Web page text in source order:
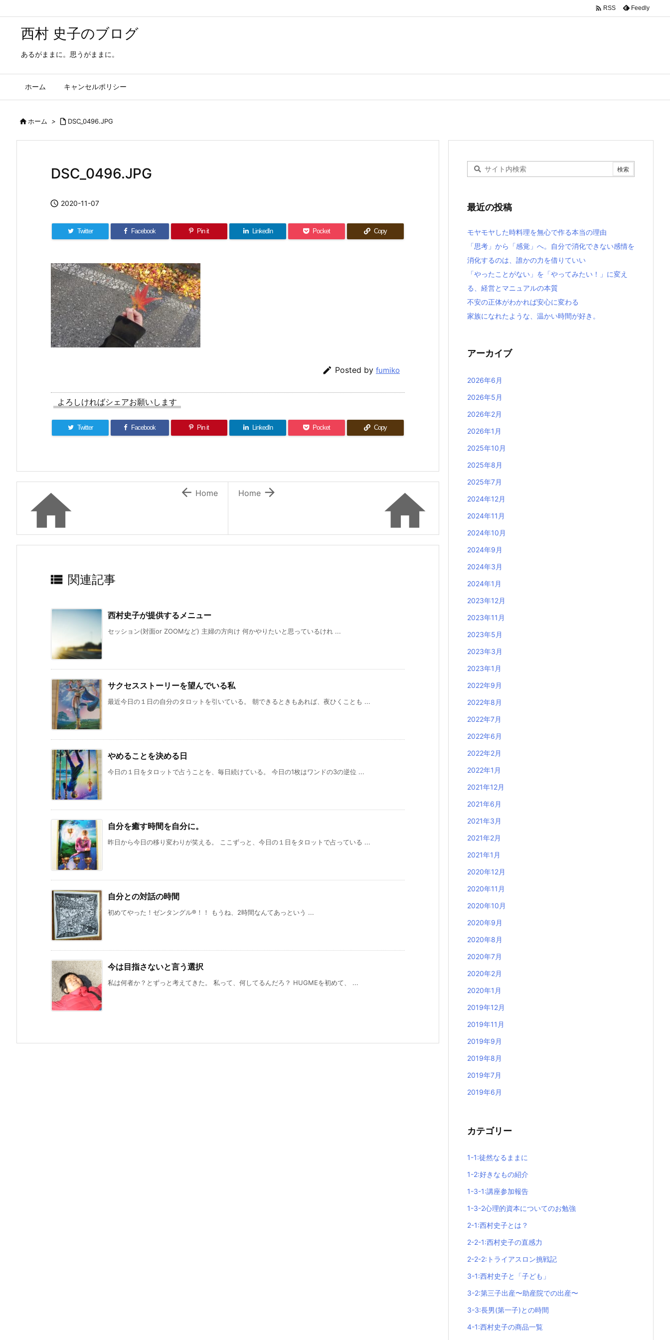
西村 史子のブログ
あるがままに。思うがままに。
ホーム キャンセルポリシー
 RSS Feedly
ホーム >  DSC_0496.JPG
DSC_0496.JPG
 2020-11-07
Twitter Facebook Pin it LinkedIn Pocket Copy
 Posted by fumiko
よろしければシェアお願いします
Twitter Facebook Pin it LinkedIn Pocket Copy


Home
  Home
 関連記事
西村史子が提供するメニュー
セッション(対面or ZOOMなど) 主婦の方向け 何かやりたいと思っているけれ ...
サクセスストーリーを望んでいる私
最近今日の１日の自分のタロットを引いている。 朝できるときもあれば、夜ひくことも ...
やめることを決める日
今日の１日をタロットで占うことを、毎日続けている。 今日の1枚はワンドの3の逆位 ...
自分を癒す時間を自分に。
昨日から今日の移り変わりが笑える。 ここずっと、今日の１日をタロットで占っている ...
自分との対話の時間
初めてやった！ゼンタングル®️！！ もうね、2時間なんてあっという ...
今は目指さないと言う選択
私は何者か？とずっと考えてきた。 私って、何してるんだろ？ HUGMEを初めて、 ...
最近の投稿
モヤモヤした時料理を無心で作る本当の理由
「思考」から「感覚」へ。自分で消化できない感情を
消化するのは、誰かの力を借りていい
「やったことがない」を「やってみたい！」に変え
る、経営とマニュアルの本質
不安の正体がわかれば安心に変わる
家族になれたような、温かい時間が好き。
アーカイブ
2026年6月
2026年5月
2026年2月
2026年1月
2025年10月
2025年8月
2025年7月
2024年12月
2024年11月
2024年10月
2024年9月
2024年3月
2024年1月
2023年12月
2023年11月
2023年5月
2023年3月
2023年1月
2022年9月
2022年8月
2022年7月
2022年6月
2022年2月
2022年1月
2021年12月
2021年6月
2021年3月
2021年2月
2021年1月
2020年12月
2020年11月
2020年10月
2020年9月
2020年8月
2020年7月
2020年2月
2020年1月
2019年12月
2019年11月
2019年9月
2019年8月
2019年7月
2019年6月
カテゴリー
1-1:徒然なるままに
1-2:好きなもの紹介
1-3-1:講座参加報告
1-3-2心理的資本についてのお勉強
2-1:西村史子とは？
2-2-1:西村史子の直感力
2-2-2:トライアスロン挑戦記
3-1:西村史子と「子ども」
3-2:第三子出産〜助産院での出産〜
3-3:長男(第一子)との時間
4-1:西村史子の商品一覧